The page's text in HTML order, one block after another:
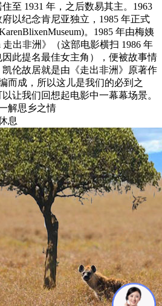
至 1931 年，之后数易其主。1963
以纪念肯尼亚独立，1985 年正式
。1985 年由梅姨
出非洲》（这部电影横扫 1986 年
此提名最佳女主角），便被故事情
伦故居就是由《走出非洲》原著作
而成，所以这儿是我们的必到之
让我们回想起电影中一幕幕场景。
解思乡之情
息